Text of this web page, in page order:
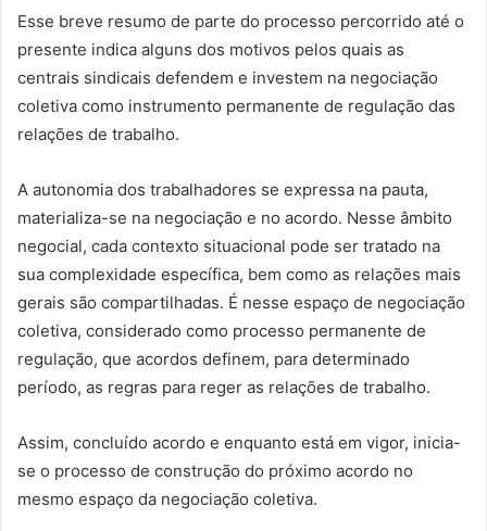
Esse breve resumo de parte do processo percorrido até o
presente indica alguns dos motivos pelos quais as
centrais sindicais defendem e investem na negociação
coletiva como instrumento permanente de regulação das
relações de trabalho.
A autonomia dos trabalhadores se expressa na pauta,
materializa-se na negociação e no acordo. Nesse âmbito
negocial, cada contexto situacional pode ser tratado na
sua complexidade específica, bem como as relações mais
gerais são compartilhadas. É nesse espaço de negociação
coletiva, considerado como processo permanente de
regulação, que acordos definem, para determinado
período, as regras para reger as relações de trabalho.
Assim, concluído acordo e enquanto está em vigor, inicia-
se o processo de construção do próximo acordo no
mesmo espaço da negociação coletiva.